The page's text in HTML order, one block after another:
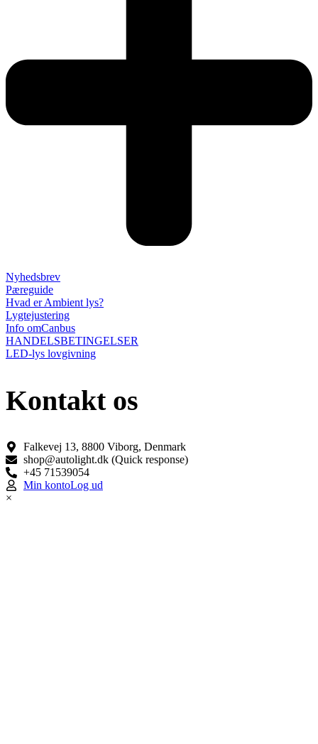
Nyhedsbrev
Pæreguide
Hvad er Ambient lys?
Lygtejustering
Info omCanbus
HANDELSBETINGELSER
LED-lys lovgivning
Kontakt os
Falkevej 13, 8800 Viborg, Denmark
shop@autolight.dk (Quick response)
+45 71539054
Min kontoLog ud
×